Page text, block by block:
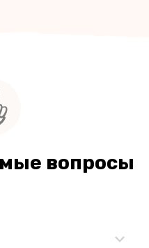
вопросы